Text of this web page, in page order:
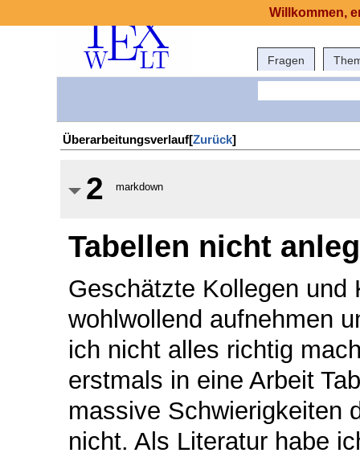
Fragen
Überarbeitungsverlauf[Zurück]
2 markdown
Tabellen nicht
Geschätzte Kollegen und
wohlwollend aufnehmen
ich nicht alles richtig
erstmals in eine Arbeit
massive Schwierigkeiten
nicht. Als Literatur habe
Willkommen,